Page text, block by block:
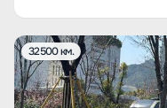
32500 км.